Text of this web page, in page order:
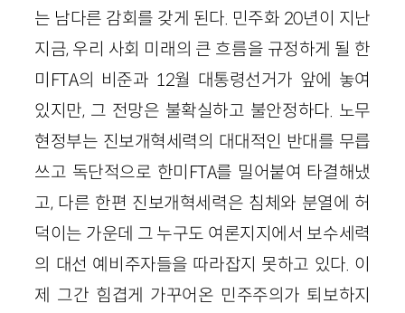
는 남다른 감회를 갖게 된다. 민주화 20년이 지난
지금, 우리 사회 미래의 큰 흐름을 규정하게 될 한
미FTA의 비준과 12월 대통령선거가 앞에 놓여
있지만, 그 전망은 불확실하고 불안정하다. 노무
현정부는 진보개혁세력의 대대적인 반대를 무릅
쓰고 독단적으로 한미FTA를 밀어붙여 타결해냈
고, 다른 한편 진보개혁세력은 침체와 분열에 허
덕이는 가운데 그 누구도 여론지지에서 보수세력
의 대선 예비주자들을 따라잡지 못하고 있다. 이
제 그간 힘겹게 가꾸어온 민주주의가 퇴보하지